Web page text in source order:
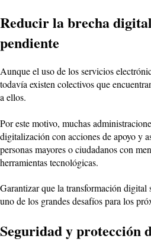
Reducir la brecha
pendiente
Aunque el uso de los servicios
todavía existen colectivos que
a ellos.
Por este motivo, muchas
digitalización con acciones de apoyo y
personas mayores o ciudadanos con
herramientas tecnológicas.
Garantizar que la transformación digital
uno de los grandes desafíos para los
Seguridad y protección